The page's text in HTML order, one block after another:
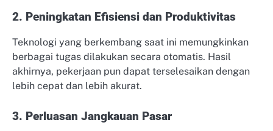
2. Peningkatan Efisiensi dan Produktivitas
Teknologi yang berkembang saat ini memungkinkan
berbagai tugas dilakukan secara otomatis. Hasil
akhirnya, pekerjaan pun dapat terselesaikan dengan
lebih cepat dan lebih akurat.
3. Perluasan Jangkauan Pasar